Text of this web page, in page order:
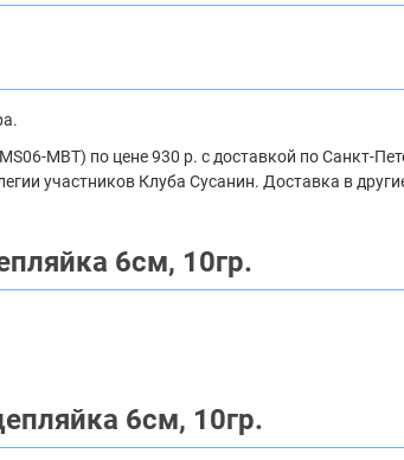
MBT) по цене 930 р. с доставкой по Санкт-
участников Клуба Сусанин. Доставка в
6см, 10гр.
6см, 10гр.